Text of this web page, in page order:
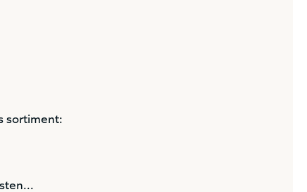
sortiment: